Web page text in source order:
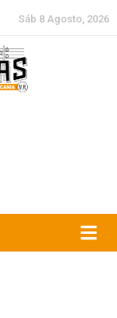
Sáb 8 Agosto, 2026